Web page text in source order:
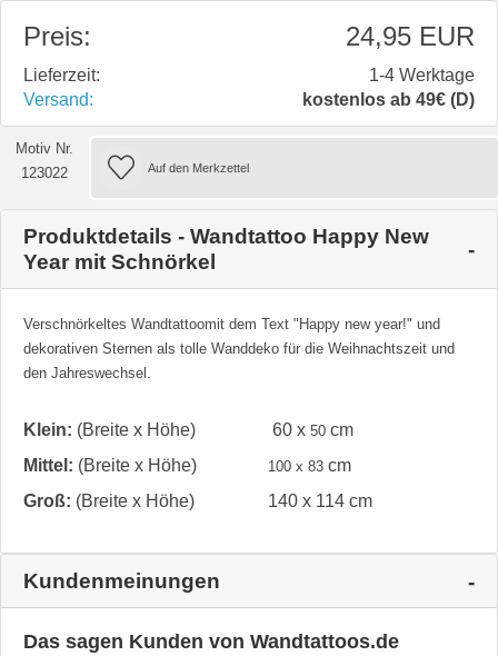
Preis: 24,95 EUR
Lieferzeit:
1-4 Werktage
Versand:
kostenlos ab 49€ (D)
Motiv Nr.
123022
Produktdetails - Wandtattoo Happy New
Year mit Schnörkel
Verschnörkeltes Wandtattoomit dem Text "Happy new year!" und
dekorativen Sternen als tolle Wanddeko für die Weihnachtszeit und
den Jahreswechsel.
Klein: (Breite x Höhe) 60 x 50 cm
Mittel: (Breite x Höhe) 100 x 83 cm
Groß: (Breite x Höhe) 140 x 114 cm
Kundenmeinungen
Das sagen Kunden von Wandtattoos.de